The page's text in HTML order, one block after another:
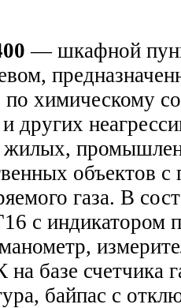
— шкафной
химическому
жилых,
объектов с
газа. В
с индикатором
базе счетчика
байпас с